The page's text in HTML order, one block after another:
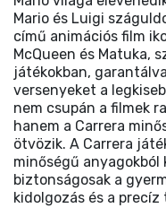
Mario és Luigi
című animációs film
McQueen és Matuka,
játékokban,
versenyeket a
nem csupán a filmek
hanem a Carrera
ötvözik. A Carrera
minőségű
biztonságosak a
kidolgozás és a